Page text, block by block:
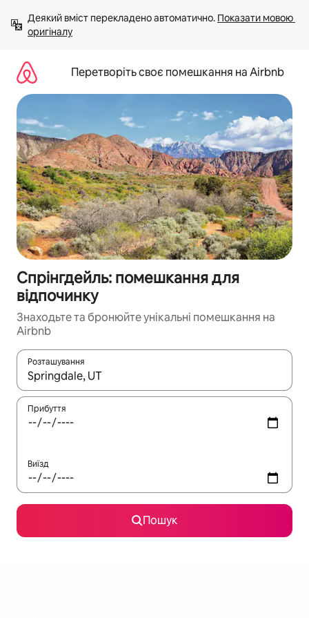
вмісту
Деякий вміст перекладено автоматично. Показати мовою
оригіналу
Перетворіть своє помешкання на Airbnb
Спрінгдейль: помешкання для
відпочинку
Знаходьте та бронюйте унікальні помешкання на
Airbnb
Розташування
Отримавши результати пошуку, використовуйте для
Прибуття
Виїзд
Пошук